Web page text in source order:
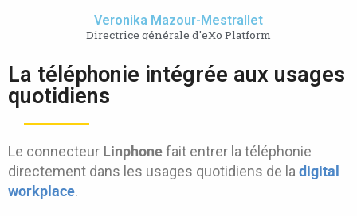
Veronika Mazour-Mestrallet
Directrice générale d'eXo Platform
La téléphonie intégrée aux usages
quotidiens
Le connecteur Linphonefait entrer la téléphonie
directement dans les usages quotidiens de la digital
workplace.